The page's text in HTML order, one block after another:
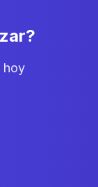
hoy